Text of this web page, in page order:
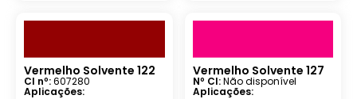
Vermelho Solvente 122
CI nº:607280
Aplicações:
Vermelho Solvente 127
Nº CI:Não disponível
Aplicações: